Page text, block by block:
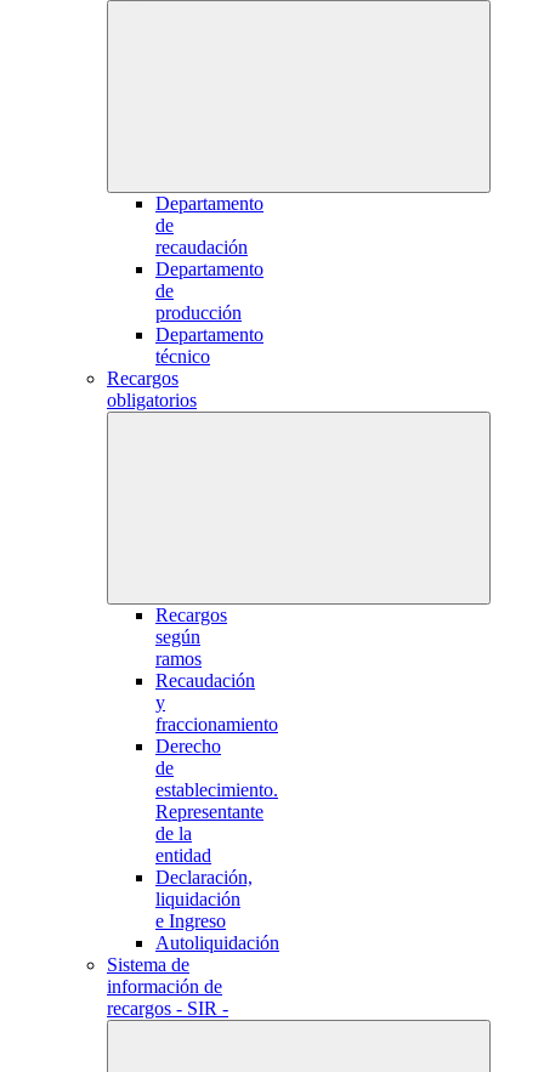
Departamento
de
recaudación
Departamento
de
producción
Departamento
técnico
Recargos
obligatorios
Recargos
según
ramos
Recaudación
y
fraccionamiento
Derecho
de
establecimiento.
Representante
de la
entidad
Declaración,
liquidación
e Ingreso
Autoliquidación
Sistema de
información de
recargos - SIR -